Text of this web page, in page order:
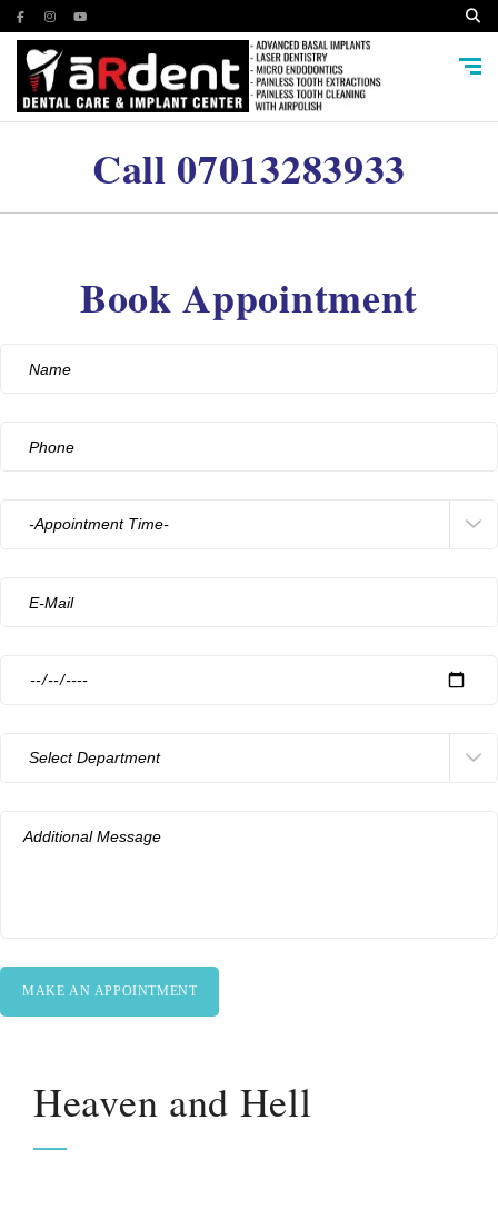
Call07013283933
Book Appointment
Heaven and Hell